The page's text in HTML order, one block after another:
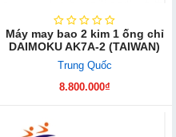
Máy may bao 2 kim 1 ống chỉ
DAIMOKU AK7A-2 (TAIWAN)
Trung Quốc
8.800.000₫